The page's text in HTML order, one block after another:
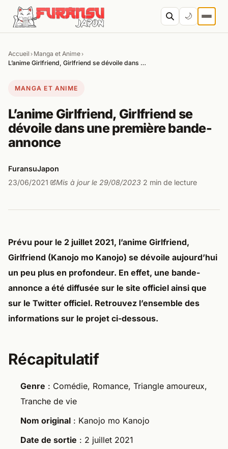
Aller au contenu
🌙
Accueil › Manga et Anime›
L’anime Girlfriend, Girlfriend se dévoile dans …
MANGA ET ANIME
L’anime Girlfriend, Girlfriend se
dévoile dans une première bande-
annonce
FuransuJapon
23/06/2021· Mis à jour le 29/08/2023· 2 min de lecture
Prévu pour le 2 juillet 2021, l’anime Girlfriend,
Girlfriend (Kanojo mo Kanojo) se dévoile aujourd’hui
un peu plus en profondeur. En effet, une bande-
annonce a été diffusée sur le site officiel ainsi que
sur le Twitter officiel. Retrouvez l’ensemble des
informations sur le projet ci-dessous.
Récapitulatif
Genre : Comédie, Romance, Triangle amoureux,
Tranche de vie
Nom original : Kanojo mo Kanojo
Date de sortie : 2 juillet 2021